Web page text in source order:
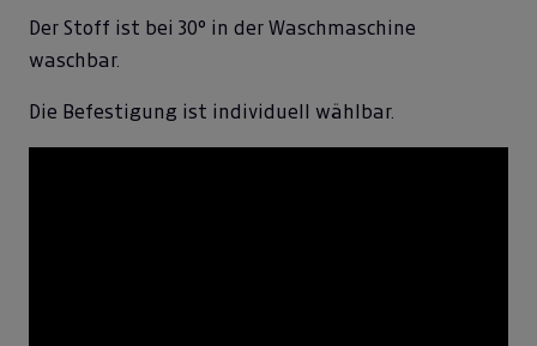
Der Stoff ist bei 30° in der Waschmaschine
waschbar.
Die Befestigung ist individuell wählbar.